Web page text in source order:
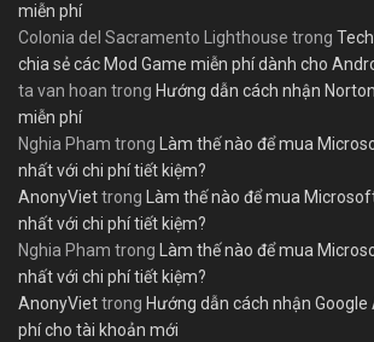
miễn phí
Colonia del Sacramento Lighthouse trong
chia sẻ các Mod Game miễn phí dành cho
ta van hoan trong Hướng dẫn cách nhận
miễn phí
Nghia Pham trong Làm thế nào để mua
nhất với chi phí tiết kiệm?
AnonyViettrong Làm thế nào để mua
nhất với chi phí tiết kiệm?
Nghia Pham trong Làm thế nào để mua
nhất với chi phí tiết kiệm?
AnonyViettrong Hướng dẫn cách nhận Google
phí cho tài khoản mới